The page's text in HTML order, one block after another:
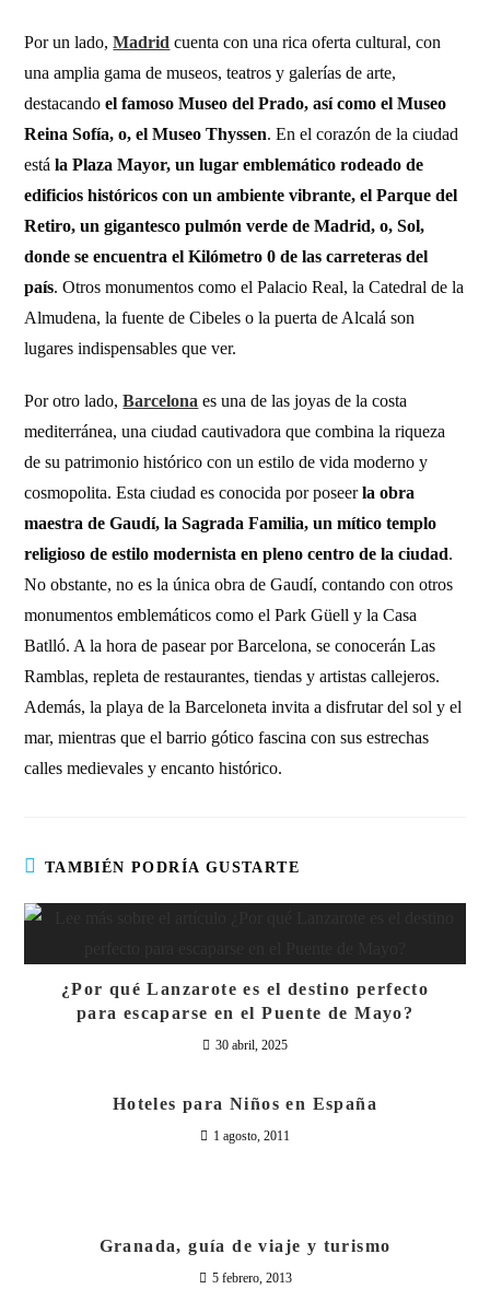
Por un lado,Madrid cuenta con una rica oferta cultural, con
una amplia gama de museos, teatros y galerías de arte,
destacando el famoso Museo del Prado, así como el Museo
Reina Sofía, o, el Museo Thyssen. En el corazón de la ciudad
está la Plaza Mayor, un lugar emblemático rodeado de
edificios históricos con un ambiente vibrante, el Parque del
Retiro, un gigantesco pulmón verde de Madrid, o, Sol,
donde se encuentra el Kilómetro 0 de las carreteras del
país. Otros monumentos como el Palacio Real, la Catedral de la
Almudena, la fuente de Cibeles o la puerta de Alcalá son
lugares indispensables que ver.
Por otro lado,Barcelona es una de las joyas de la costa
mediterránea, una ciudad cautivadora que combina la riqueza
de su patrimonio histórico con un estilo de vida moderno y
cosmopolita. Esta ciudad es conocida por poseerla obra
maestra de Gaudí, la Sagrada Familia, un mítico templo
religioso de estilo modernista en pleno centro de la ciudad.
No obstante, no es la única obra de Gaudí, contando con otros
monumentos emblemáticos como el Park Güell y la Casa
Batlló. A la hora de pasear por Barcelona, se conocerán Las
Ramblas, repleta de restaurantes, tiendas y artistas callejeros.
Además, la playa de la Barceloneta invita a disfrutar del sol y el
mar, mientras que el barrio gótico fascina con sus estrechas
calles medievales y encanto histórico.
TAMBIÉN PODRÍA GUSTARTE
¿Por qué Lanzarote es el destino perfecto
para escaparse en el Puente de Mayo?
30 abril, 2025
Hoteles para Niños en España
1 agosto, 2011
Granada, guía de viaje y turismo
5 febrero, 2013